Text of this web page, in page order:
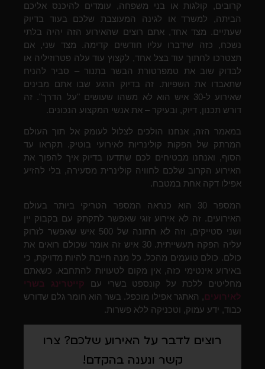
קרובים, קולגות או בני משפחה, עומדים להיכנס אליכם
הביתה, למשרד או לגינה המעוצבת שלכם בעוד בדיוק
שעתיים. מצד אחד, אתם רוצים שהאירוע הזה יהיה בלתי
נשכח, כזה שידברו עליו חודשים קדימה. מצד שני, אם
תצטרכו לחתוך עוד בצל אחד, לקצוץ עוד עלה פטרוזיליה או
לבדוק שוב את טמפרטורת הבשר בתנור – סביר להניח
שתאבדו את השפיות. זה בדיוק הרגע שבו אתם מבינים
שאירוע ל-30 איש הוא לא משהו שעושים "על הדרך". זה
דורש תכנון, דיוק, ובעיקר – את אנשי המקצוע הנכונים.
במאמר הזה, אנחנו הולכים לצלול לעומק אל תוך העולם
המרתק של הפקות קולינריות לאירועי בוטיק. תקראו עד
הסוף, ואנחנו מבטיחים לכם שתדעו בדיוק איך להפוך את
האירוע הקרוב שלכם לחוויה קולינרית מסעירה, בלי להזיע
אפילו דקה אחת במטבח.
המספר 30 הוא כנראה המספר הטריקי ביותר בעולם
האירועים. זה לא אירוע זוגי שאפשר לתקתק עם בקבוק יין
ושני סטייקים, וזה לא חתונה של 500 איש שאפשר לזרוק
עליה הפקה תעשייתית. 30 איש זה אומר שכולם רואים את
כולם. כולם טועמים מהכל. כל מנה חייבת להיות מדויקת, כי
באירוע אינטימי כזה, אין מקום לטעויות להתחבא. כשאתם
מחליטים ללכת על קונספט בשרי עם קייטרינג בשרי
לאירועים, האתגר אפילו מוכפל. בשר הוא חומר גלם שדורש
כבוד, ידע עמוק, וטכניקה ללא פשרות.
רוצים לדבר על האירוע שלכם? צרו
קשר ונענה בהקדם!